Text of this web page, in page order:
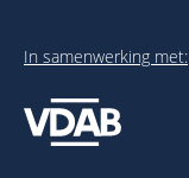
In samenwerking met: